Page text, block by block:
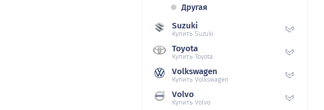
Другая
Suzuki
Купить Suzuki
Toyota
Купить Toyota
Volkswagen
Купить Volkswagen
Volvo
Купить Volvo